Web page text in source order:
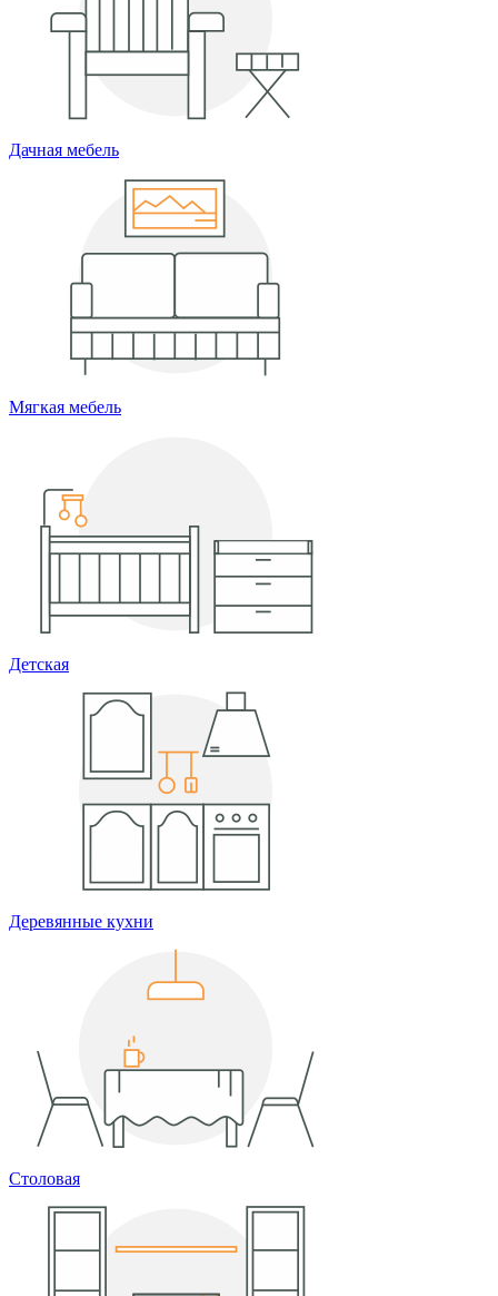
Дачная мебель
Мягкая мебель
Детская
Деревянные кухни
Столовая